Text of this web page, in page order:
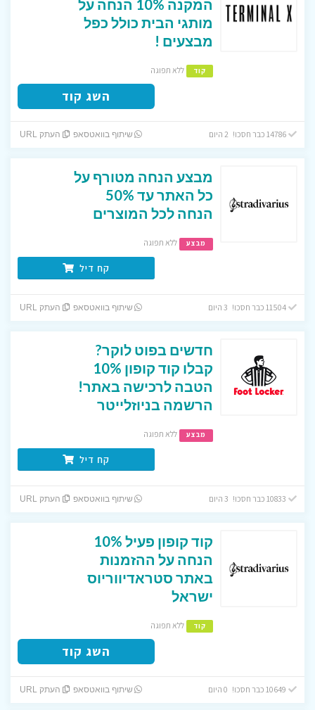
המקנה 10% הנחה על
מותגי הבית כולל כפל
מבצעים !
קוד ללא תפוגה
השג קוד
14786 כבר חסכו! 2 היום שיתוף בוואטסאפ העתק URL
מבצע הנחה מטורף על
כל האתר עד 50%
הנחה לכל המוצרים
מבצע ללא תפוגה
קח דיל
11504 כבר חסכו! 3 היום שיתוף בוואטסאפ העתק URL
חדשים בפוט לוקר?
קבלו קוד קופון 10%
הטבה לרכישה באתר!
הרשמה בניוזלייטר
מבצע ללא תפוגה
קח דיל
שיתוף בוואטסאפ העתק URL
קוד קופון פעיל 10%
הנחה על ההזמנות
באתר סטראדיווריוס
ישראל
קוד ללא תפוגה
השג קוד
שיתוף בוואטסאפ העתק URL